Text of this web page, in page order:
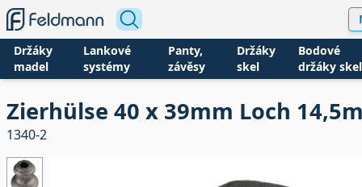
Držáky
madel
Lankové
systémy
Panty,
závěsy
Držáky
skel
Bodové
držáky skel
Zierhülse 40 x 39mm Loch
1340-2